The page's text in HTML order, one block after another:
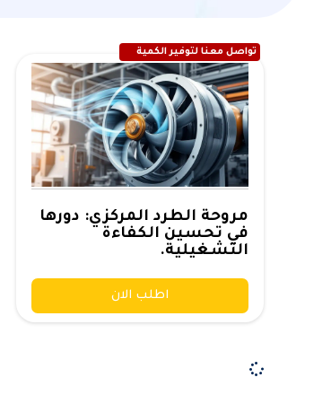
تواصل معنا لتوفير الكمية
مروحة الطرد المركزي: دورها
في تحسين الكفاءة
التشغيلية.
اطلب الان